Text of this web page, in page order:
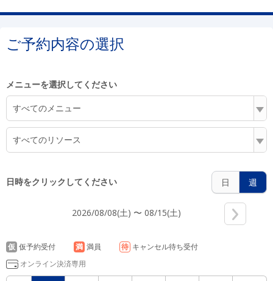
ご予約内容の選択
メニューを選択してください
すべてのメニュー
すべてのリソース
日時をクリックしてください 日 週
2026/08/08(土) 〜 08/15(土)
仮 仮予約受付 満 満員 待 キャンセル待ち受付
オンライン決済専用
6:00
7:00
8:00